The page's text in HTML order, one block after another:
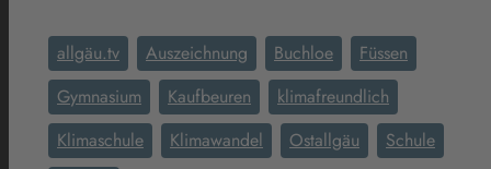
allgäu.tv Auszeichnung Buchloe
Füssen
Gymnasium
Kaufbeuren
klimafreundlich
Klimaschule
Klimawandel Ostallgäu
Schule